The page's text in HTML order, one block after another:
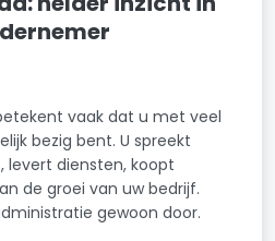
vaak dat u met veel
bezig bent. U spreekt
diensten, koopt
de groei van uw bedrijf.
gewoon door.